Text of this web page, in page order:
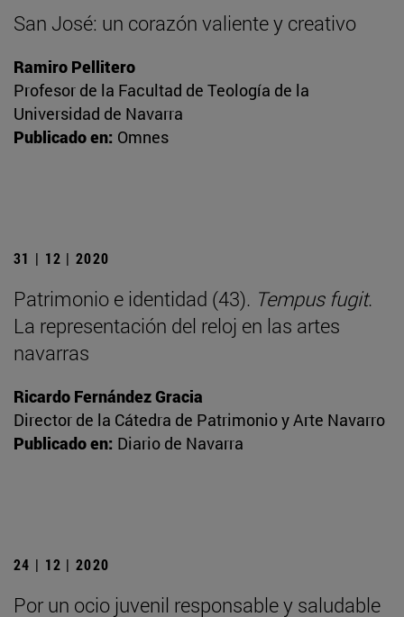
San José: un corazón valiente y creativo
Ramiro Pellitero
Profesor de la Facultad de Teología de la
Universidad de Navarra
Publicado en: Omnes
31 | 12 | 2020
Patrimonio e identidad (43). Tempus fugit.
La representación del reloj en las artes
navarras
Ricardo Fernández Gracia
Director de la Cátedra de Patrimonio y Arte Navarro
Publicado en: Diario de Navarra
24 | 12 | 2020
Por un ocio juvenil responsable y saludable